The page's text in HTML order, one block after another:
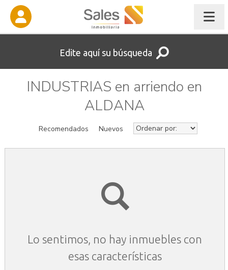
Edite aquí su búsqueda
INDUSTRIAS en arriendo en
ALDANA
Recomendados Nuevos
Lo sentimos, no hay inmuebles con
esas características